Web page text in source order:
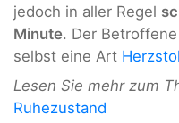
jedoch in aller Regel
Minute. Der
selbst eine Art
Lesen Sie mehr zum
Ruhezustand